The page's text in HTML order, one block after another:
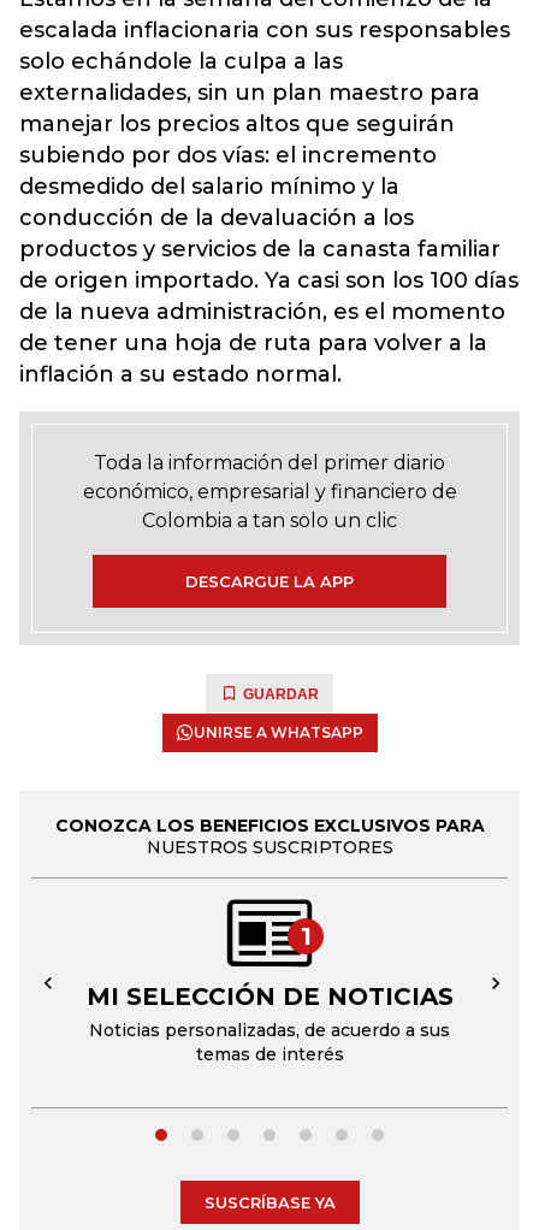
escalada inflacionaria con sus responsables
solo echándole la culpa a las
externalidades, sin un plan maestro para
manejar los precios altos que seguirán
subiendo por dos vías: el incremento
desmedido del salario mínimo y la
conducción de la devaluación a los
productos y servicios de la canasta familiar
de origen importado. Ya casi son los 100 días
de la nueva administración, es el momento
de tener una hoja de ruta para volver a la
inflación a su estado normal.
Toda la información del primer diario
económico, empresarial y financiero de
Colombia a tan solo un clic
DESCARGUE LA APP
GUARDAR
UNIRSE A WHATSAPP
CONOZCA LOS BENEFICIOS EXCLUSIVOS PARA
NUESTROS SUSCRIPTORES
1
MI SELECCIÓN DE NOTICIAS
Noticias personalizadas, de acuerdo a sus
temas de interés
← →
SUSCRÍBASE YA